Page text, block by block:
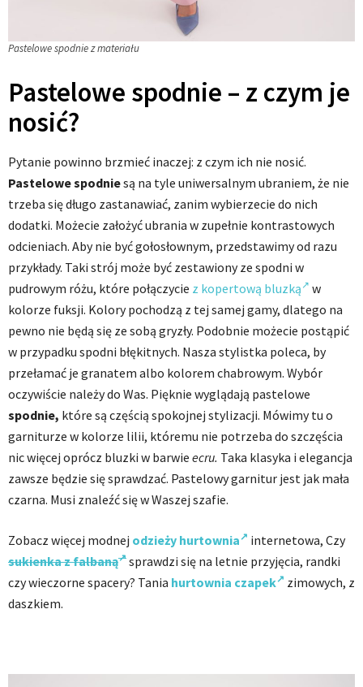
Pastelowe spodnie z materiału
Pastelowe spodnie – z czym je
nosić?
Pytanie powinno brzmieć inaczej: z czym ich nie nosić.
Pastelowe spodniesą na tyle uniwersalnym ubraniem, że nie
trzeba się długo zastanawiać, zanim wybierzecie do nich
dodatki. Możecie założyć ubrania w zupełnie kontrastowych
odcieniach. Aby nie być gołosłownym, przedstawimy od razu
przykłady. Taki strój może być zestawiony ze spodni w
pudrowym różu, które połączycie z kopertową bluzką
w
kolorze fuksji. Kolory pochodzą z tej samej gamy, dlatego na
pewno nie będą się ze sobą gryzły. Podobnie możecie postąpić
w przypadku spodni błękitnych. Nasza stylistka poleca, by
przełamać je granatem albo kolorem chabrowym. Wybór
oczywiście należy do Was. Pięknie wyglądają pastelowe
spodnie, które są częścią spokojnej stylizacji. Mówimy tu o
garniturze w kolorze lilii, któremu nie potrzeba do szczęścia
nic więcej oprócz bluzki w barwie ecru. Taka klasyka i elegancja
zawsze będzie się sprawdzać. Pastelowy garnitur jest jak mała
czarna. Musi znaleźć się w Waszej szafie.
Zobacz więcej modnej odzieży hurtownia
internetowa, Czy
sukienka z falbaną
sprawdzi się na letnie przyjęcia, randki
czy wieczorne spacery? Tania hurtownia czapek
zimowych, z
daszkiem.